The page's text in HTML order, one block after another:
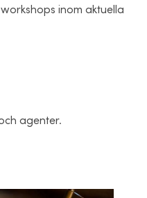
inom aktuella
agenter.